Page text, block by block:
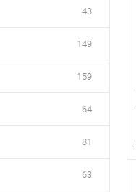
43
149
159
64
81
63